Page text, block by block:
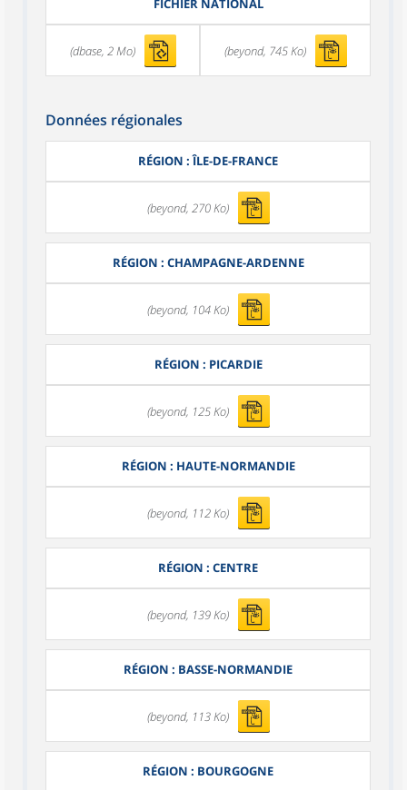
FICHIER NATIONAL
(dbase, 2 Mo) (beyond, 745 Ko)
Données régionales
RÉGION : ÎLE-DE-FRANCE
(beyond, 270 Ko)
RÉGION : CHAMPAGNE-ARDENNE
(beyond, 104 Ko)
RÉGION : PICARDIE
(beyond, 125 Ko)
RÉGION : HAUTE-NORMANDIE
(beyond, 112 Ko)
RÉGION : CENTRE
(beyond, 139 Ko)
RÉGION : BASSE-NORMANDIE
(beyond, 113 Ko)
RÉGION : BOURGOGNE